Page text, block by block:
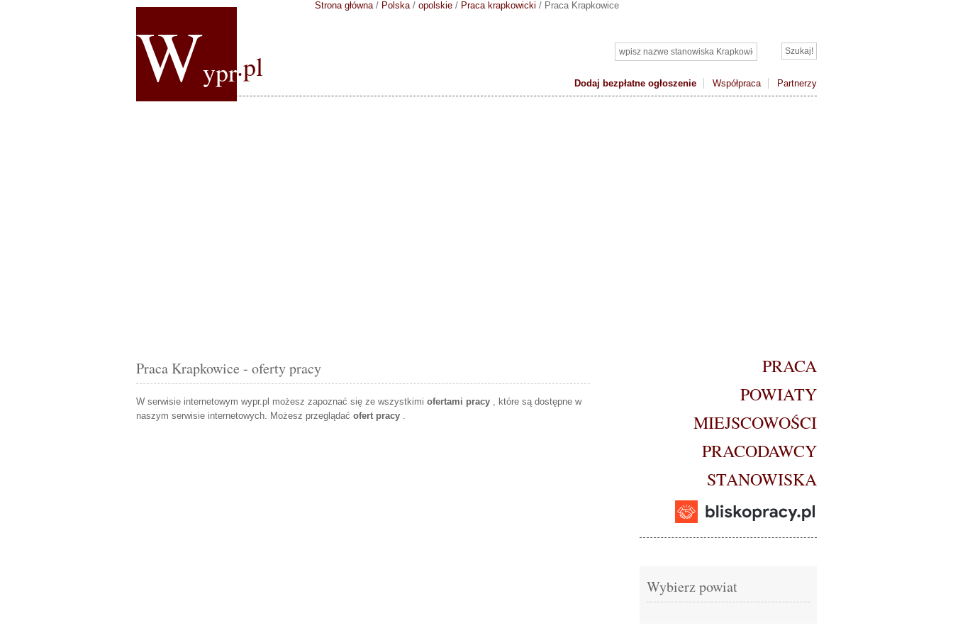
Wypr.pl
Dodaj bezpłatne ogłoszenie Współpraca Partnerzy
Strona główna/ Polska/ opolskie / Praca krapkowicki / Praca Krapkowice
Praca Krapkowice - oferty pracy
W serwisie internetowym wypr.pl możesz zapoznać się ze wszystkimi ofertami pracy , które są dostępne w
naszym serwisie internetowych. Możesz przeglądać ofert pracy .
PRACA
POWIATY
MIEJSCOWOŚCI
PRACODAWCY
STANOWISKA
Wybierz powiat